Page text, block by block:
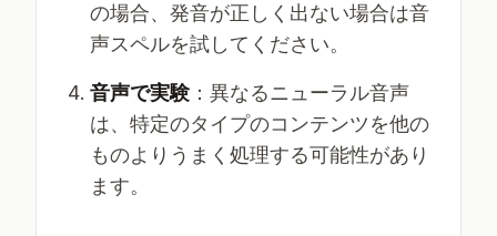
の場合、発音が正しく出ない場合は音
声スペルを試してください。
音声で実験 ：異なるニューラル音声
は、特定のタイプのコンテンツを他の
ものよりうまく処理する可能性があり
ます。